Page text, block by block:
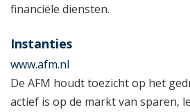
financiële diensten.
Instanties
www.afm.nl
De AFM houdt toezicht op het
actief is op de markt van sparen,